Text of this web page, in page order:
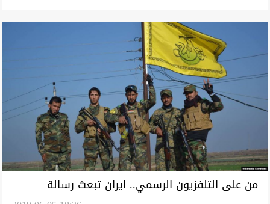
من على التلفزيون الرسمي.. ايران تبعث رسالة